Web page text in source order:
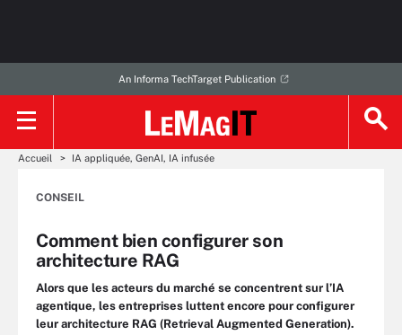
An Informa TechTarget Publication
Accueil IA appliquée, GenAI, IA infusée
CONSEIL
Comment bien configurer son
architecture RAG
Alors que les acteurs du marché se concentrent sur l’IA
agentique, les entreprises luttent encore pour configurer
leur architecture RAG (Retrieval Augmented Generation).